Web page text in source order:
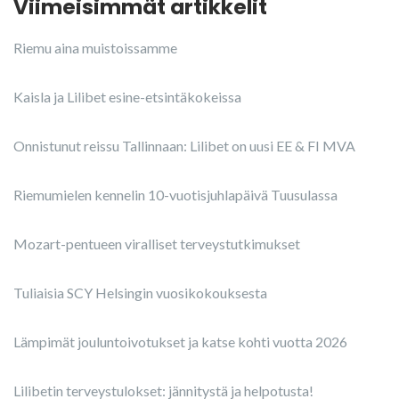
Viimeisimmät artikkelit
Riemu aina muistoissamme
Kaisla ja Lilibet esine-etsintäkokeissa
Onnistunut reissu Tallinnaan: Lilibet on uusi EE & FI MVA
Riemumielen kennelin 10-vuotisjuhlapäivä Tuusulassa
Mozart-pentueen viralliset terveystutkimukset
Tuliaisia SCY Helsingin vuosikokouksesta
Lämpimät jouluntoivotukset ja katse kohti vuotta 2026
Lilibetin terveystulokset: jännitystä ja helpotusta!